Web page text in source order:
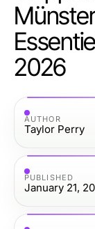
2026
AUTHOR
Taylor Perry
PUBLISHED
January 21,